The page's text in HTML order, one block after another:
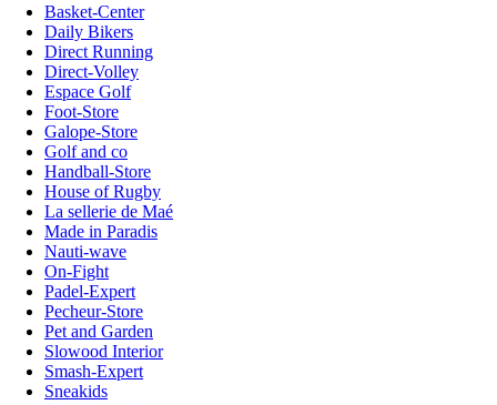
Basket-Center
Daily Bikers
Direct Running
Direct-Volley
Espace Golf
Foot-Store
Galope-Store
Golf and co
Handball-Store
House of Rugby
La sellerie de Maé
Made in Paradis
Nauti-wave
On-Fight
Padel-Expert
Pecheur-Store
Pet and Garden
Slowood Interior
Smash-Expert
Sneakids